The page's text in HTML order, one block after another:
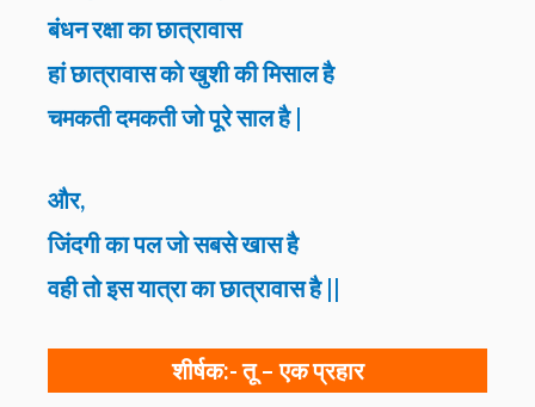
बंधन रक्षा का छात्रावास
हां छात्रावास को खुशी की मिसाल है
चमकती दमकती जो पूरे साल है |
और,
जिंदगी का पल जो सबसे खास है
वही तो इस यात्रा का छात्रावास है ||
शीर्षक:-तू – एक प्रहार